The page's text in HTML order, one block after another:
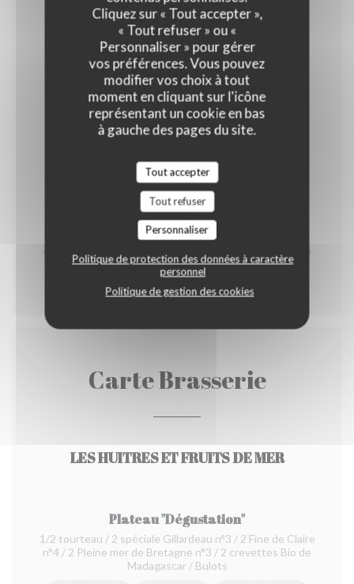
Cliquez sur « Tout accepter »,
« Tout refuser » ou «
Personnaliser » pour gérer
vos préférences. Vous pouvez
modifier vos choix à tout
moment en cliquant sur l'icône
représentant un cookie en bas
à gauche des pages du site.
Tout accepter
Tout refuser
Personnaliser
Politique de protection des données à caractère
personnel
Politique de gestion des cookies
OEUFS LAIT FRUITS À COQUE
13,00 EUR
Café & Mignardises
GLUTEN OEUFS LAIT
5,50 EUR
* Contient du porc
Carte des produits allergènes à votre disposition
Carte réalisée par notre Chef Johann Staskiewicz et sa
brigade
Carte Brasserie
LES HUITRES ET FRUITS DE MER
Plateau "Dégustation"
1/2 tourteau / 2 spéciale Gillardeau n°3 / 2 Fine de Claire
n°4 / 2 Pleine mer de Bretagne n°3 / 2 crevettes Bio de
Madagascar / Bulots